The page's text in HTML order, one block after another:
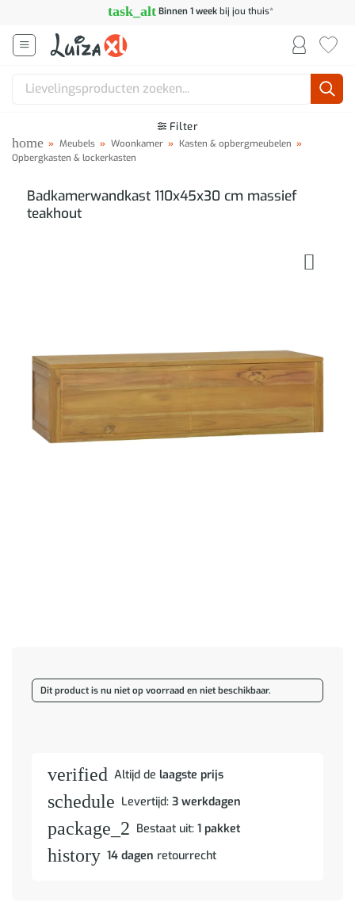
inhoud
task_alt Binnen 1 weekbij jou thuis*
Zoeken
Filter
home » Meubels » Woonkamer » Kasten & opbergmeubelen »
Opbergkasten & lockerkasten
Badkamerwandkast 110x45x30 cm massief
teakhout
Dit product is nu niet op voorraad en niet beschikbaar.
verified Altijd de laagste prijs
schedule Levertijd: 3 werkdagen
package_2 Bestaat uit: 1 pakket
history 14 dagen retourrecht